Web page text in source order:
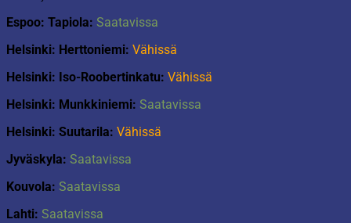
Espoo: Tapiola: Saatavissa
Helsinki: Herttoniemi: Vähissä
Helsinki: Iso-Roobertinkatu: Vähissä
Helsinki: Munkkiniemi: Saatavissa
Helsinki: Suutarila: Vähissä
Jyväskyla: Saatavissa
Kouvola: Saatavissa
Lahti: Saatavissa